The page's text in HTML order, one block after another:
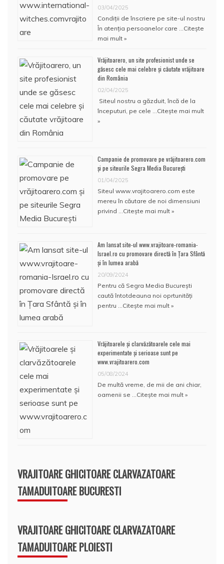
03/04/2025
Condiţii de înscriere pe site-ul nostru
În atenţia persoanelor care … Citește
mai mult »
Vrăjitoarero, un site profesionist unde se
găsesc cele mai celebre și căutate vrăjitoare
din România
02/04/2025
Siteul nostru a găzduit, încă de la
începuturi, pe cele … Citește mai mult
»
Campanie de promovare pe vrăjitoarero.com
și pe siteurile Segra Media București
01/04/2025
Siteul www.vrajitoarero.com este
mereu în căutare de noi dimensiuni
privind … Citește mai mult »
Am lansat site-ul www.vrajitoare-romania-
Israel.ro cu promovare directă în Țara Sfântă
și în lumea arabă
20/09/2024
Pentru că Segra Media București
caută întotdeauna noi oprtunități
pentru … Citește mai mult »
Vrăjitoarele și clarvăzătoarele cele mai
experimentate și serioase sunt pe
www.vrajitoarero.com
05/08/2024
De multă vreme, de mii de ani chiar,
oamenii se … Citește mai mult »
VRAJITOARE GHICITOARE CLARVAZATOARE
TAMADUITOARE BUCURESTI
VRAJITOARE GHICITOARE CLARVAZATOARE
TAMADUITOARE PLOIESTI